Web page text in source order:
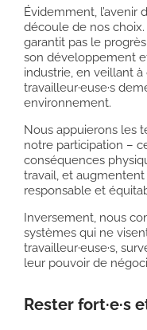
Évidemment, l’avenir
découle de nos
garantit pas le
son développement
industrie, en veillant
travailleur·euse·s
environnement.
Nous appuierons les
notre participation –
conséquences
travail, et
responsable et
Inversement, nous
systèmes qui ne
travailleur·euse·s,
leur pouvoir de
Rester fort·e·s